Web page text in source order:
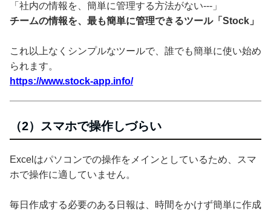
「社内の情報を、簡単に管理する方法がない---」
チームの情報を、最も簡単に管理できるツール「Stock」
これ以上なくシンプルなツールで、誰でも簡単に使い始め
られます。
https://www.stock-app.info/
（2）スマホで操作しづらい
Excelはパソコンでの操作をメインとしているため、スマ
ホで操作に適していません。
毎日作成する必要のある日報は、時間をかけず簡単に作成